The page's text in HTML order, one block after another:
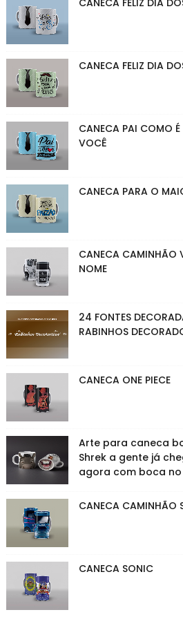
CANECA FELIZ DIA
CANECA FELIZ DIA
CANECA PAI COMO
VOCÊ
CANECA PARA O
CANECA CAMINHÃO
NOME
24 FONTES
RABINHOS
CANECA ONE PIECE
Arte para caneca
Shrek a gente já
agora com boca
CANECA CAMINHÃO
CANECA SONIC